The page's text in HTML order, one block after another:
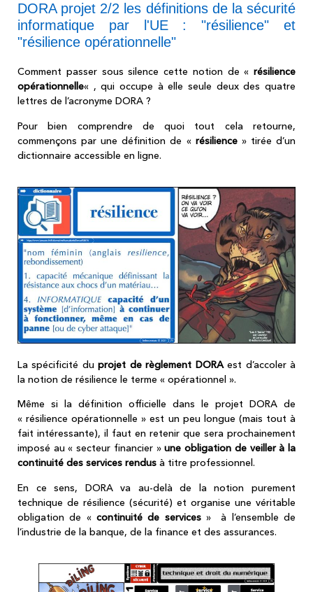
DORA projet 2/2 les définitions de la sécurité
informatique par l'UE : "résilience" et
"résilience opérationnelle"
Comment passer sous silence cette notion de « résilience
opérationnelle« , qui occupe à elle seule deux des quatre
lettres de l’acronyme DORA ?
Pour bien comprendre de quoi tout cela retourne,
commençons par une définition de « résilience» tirée d’un
dictionnaire accessible en ligne.
La spécificité duprojet de règlement DORAest d’accoler à
la notion de résilience le terme « opérationnel ».
Même si la définition officielle dans le projet DORA de
« résilience opérationnelle » est un peu longue (mais tout à
fait intéressante), il faut en retenir que sera prochainement
imposé au « secteur financier »une obligation de veiller à la
continuité des services rendus à titre professionnel.
En ce sens, DORA va au-delà de la notion purement
technique de résilience (sécurité) et organise une véritable
obligation de « continuité de services» à l’ensemble de
l’industrie de la banque, de la finance et des assurances.